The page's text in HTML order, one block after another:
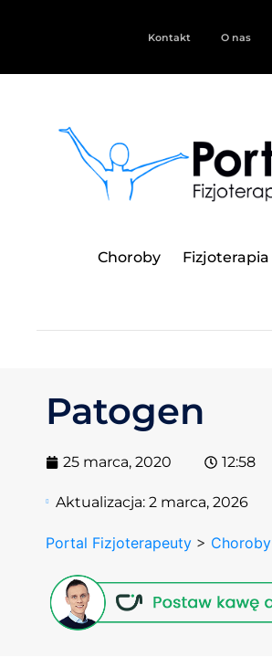
Kontakt O nas
Choroby Fizjoterapia
Patogen
25 marca, 2020 12:58
Aktualizacja:2 marca, 2026
Portal Fizjoterapeuty > Choroby